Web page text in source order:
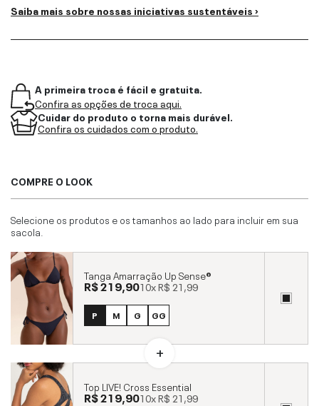
Saiba mais sobre nossas iniciativas sustentáveis ›
A primeira troca é fácil e gratuita.
Confira as opções de troca aqui.
Cuidar do produto o torna mais durável.
Confira os cuidados com o produto.
COMPRE O LOOK
Selecione os produtos e os tamanhos ao lado para incluir em sua
sacola.
Tanga Amarração Up Sense®
R$ 219,9010xR$ 21,99
P M G GG
Top LIVE! Cross Essential
R$ 219,9010xR$ 21,99